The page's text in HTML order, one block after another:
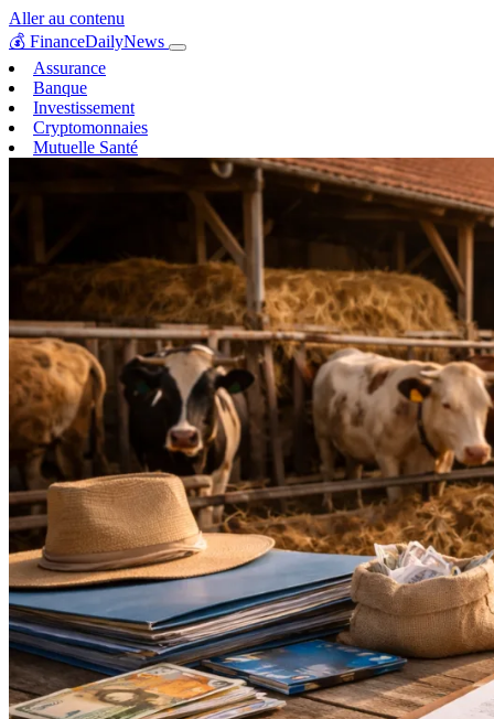
Aller au contenu
💰 FinanceDailyNews
Assurance
Banque
Investissement
Cryptomonnaies
Mutuelle Santé